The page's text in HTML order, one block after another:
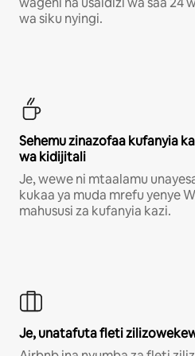
wa siku nyingi.
Sehemu zinazofaa kufanyia
wa kidijitali
Je, wewe ni mtaalamu
kukaa ya muda mrefu yenye
mahususi za kufanyia kazi.
Je, unatafuta fleti